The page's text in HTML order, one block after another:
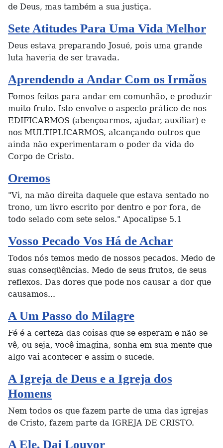
de Deus, mas também a sua justiça.
Sete Atitudes Para Uma Vida Melhor
Deus estava preparando Josué, pois uma grande
luta haveria de ser travada.
Aprendendo a Andar Com os Irmãos
Fomos feitos para andar em comunhão, e produzir
muito fruto. Isto envolve o aspecto prático de nos
EDIFICARMOS (abençoarmos, ajudar, auxiliar) e
nos MULTIPLICARMOS, alcançando outros que
ainda não experimentaram o poder da vida do
Corpo de Cristo.
Oremos
"Vi, na mão direita daquele que estava sentado no
trono, um livro escrito por dentro e por fora, de
todo selado com sete selos." Apocalipse 5.1
Vosso Pecado Vos Há de Achar
Todos nós temos medo de nossos pecados. Medo de
suas conseqüências. Medo de seus frutos, de seus
reflexos. Das dores que pode nos causar a dor que
causamos...
A Um Passo do Milagre
Fé é a certeza das coisas que se esperam e não se
vê, ou seja, você imagina, sonha em sua mente que
algo vai acontecer e assim o sucede.
A Igreja de Deus e a Igreja dos
Homens
Nem todos os que fazem parte de uma das igrejas
de Cristo, fazem parte da IGREJA DE CRISTO.
A Ele, Dai Louvor